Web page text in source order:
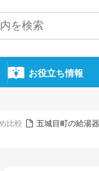
お役立ち情報
比較
五城目町の給湯